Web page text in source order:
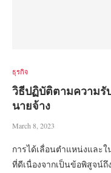
ธุรกิจ
วิธีปฏิบัติตามความ
นายจ้าง
March 8, 2023
การได้เลื่อนตำแหน่งและ
ที่ดีเนื่องจากเป็นข้อพิสูจน์